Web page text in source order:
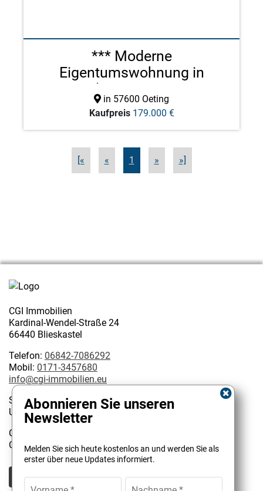
*** Moderne
Eigentumswohnung in
Toplage von Oet ...
in 57600 Oeting
Kaufpreis 179.000 €
[« « 1 » »]
CGI Immobilien
Kardinal-Wendel-Straße 24
66440 Blieskastel
Telefon: 06842-7086292
Mobil: 0171-3457680
info@cgi-immobilien.eu
Steuernummer: 075/222/02627
USt-IdNr.: DE 314128585
Geschäftsinhaber:
Christophe Garattoni Geprüfter Immobilienmakler IHK
Abonnieren Sie unseren
Newsletter
Melden Sie sich heute kostenlos an und werden Sie als
erster über neue Updates informiert.
CGI Immobilien
100%
SEHR GUT